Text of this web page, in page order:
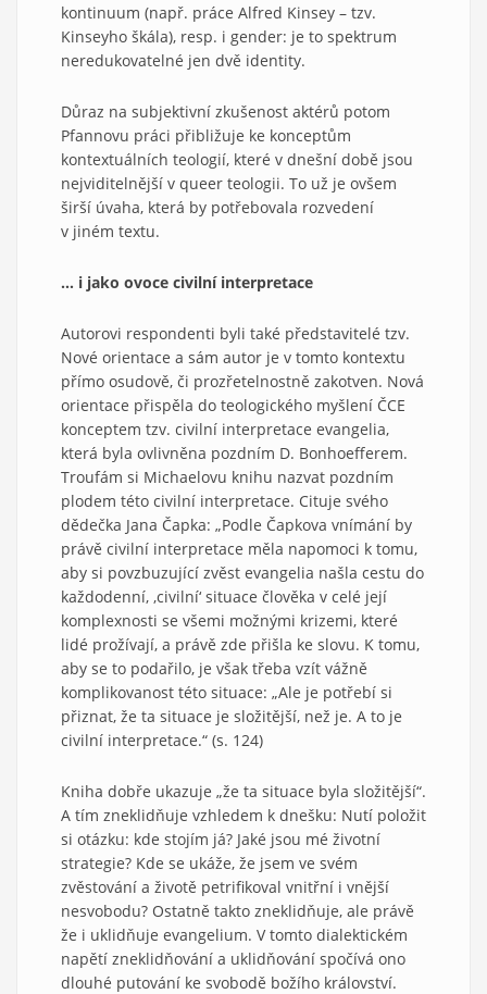
kontinuum (např. práce Alfred Kinsey – tzv.
Kinseyho škála), resp. i gender: je to spektrum
neredukovatelné jen dvě identity.
Důraz na subjektivní zkušenost aktérů potom
Pfannovu práci přibližuje ke konceptům
kontextuálních teologií, které v dnešní době jsou
nejviditelnější v queer teologii. To už je ovšem
širší úvaha, která by potřebovala rozvedení
v jiném textu.
… i jako ovoce civilní interpretace
Autorovi respondenti byli také představitelé tzv.
Nové orientace a sám autor je v tomto kontextu
přímo osudově, či prozřetelnostně zakotven. Nová
orientace přispěla do teologického myšlení ČCE
konceptem tzv. civilní interpretace evangelia,
která byla ovlivněna pozdním D. Bonhoefferem.
Troufám si Michaelovu knihu nazvat pozdním
plodem této civilní interpretace. Cituje svého
dědečka Jana Čapka: „Podle Čapkova vnímání by
právě civilní interpretace měla napomoci k tomu,
aby si povzbuzující zvěst evangelia našla cestu do
každodenní, ,civilní‘ situace člověka v celé její
komplexnosti se všemi možnými krizemi, které
lidé prožívají, a právě zde přišla ke slovu. K tomu,
aby se to podařilo, je však třeba vzít vážně
komplikovanost této situace: „Ale je potřebí si
přiznat, že ta situace je složitější, než je. A to je
civilní interpretace.“ (s. 124)
Kniha dobře ukazuje „že ta situace byla složitější“.
A tím zneklidňuje vzhledem k dnešku: Nutí položit
si otázku: kde stojím já? Jaké jsou mé životní
strategie? Kde se ukáže, že jsem ve svém
zvěstování a životě petrifikoval vnitřní i vnější
nesvobodu? Ostatně takto zneklidňuje, ale právě
že i uklidňuje evangelium. V tomto dialektickém
napětí zneklidňování a uklidňování spočívá ono
dlouhé putování ke svobodě božího království.